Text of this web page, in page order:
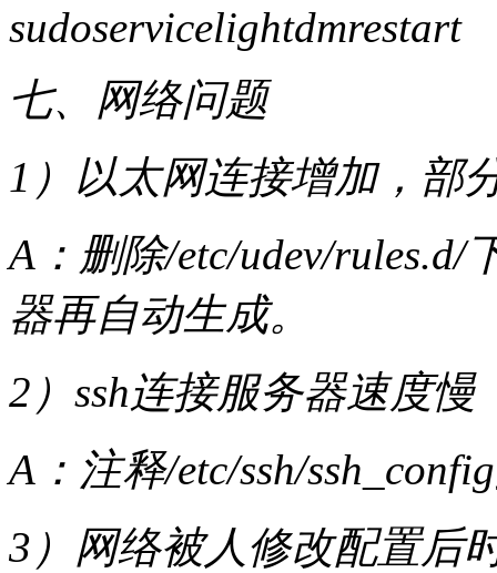
sudoservicelightdmrestart
七、网络问题
1）以太网连接增加，部
A：删除/etc/udev/
器再自动生成。
2）ssh连接服务器速度慢
A：注释/etc/ssh/
3）网络被人修改配置后